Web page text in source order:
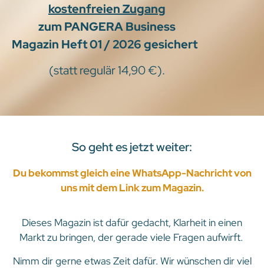
kostenfreien Zugang
zum PANGERA Business
Magazin Heft 01 / 2026gesichert
(statt regulär 14,90 €).
So geht es jetzt weiter:
Du bekommst gleich eine WhatsApp-Nachricht von
uns mit dem Link zum Magazin.
Dieses Magazin ist dafür gedacht, Klarheit in einen
Markt zu bringen, der gerade viele Fragen aufwirft.
Nimm dir gerne etwas Zeit dafür. Wir wünschen dir viel